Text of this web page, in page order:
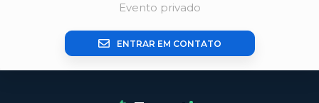
Evento privado
ENTRAR EM CONTATO